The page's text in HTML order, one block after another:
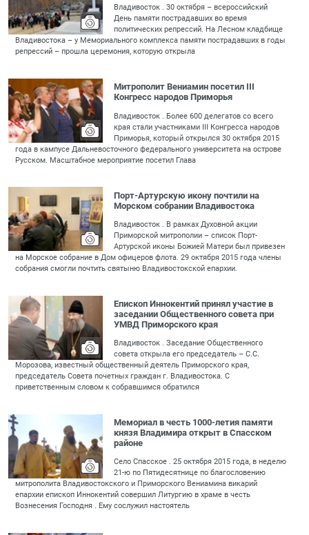
Владивосток . 30 октября – всероссийский
День памяти пострадавших во время
политических репрессий. На Лесном кладбище
Владивостока – у Мемориального комплекса памяти пострадавших в годы
репрессий – прошла церемония, которую открыла
Митрополит Вениамин посетил III
Конгресс народов Приморья
Владивосток . Более 600 делегатов со всего
края стали участниками III Конгресса народов
Приморья, который открылся 30 октября 2015
года в кампусе Дальневосточного федерального университета на острове
Русском. Масштабное мероприятие посетил Глава
Порт-Артурскую икону почтили на
Морском собрании Владивостока
Владивосток . В рамках Духовной акции
Приморской митрополии – список Порт-
Артурской иконы Божией Матери был привезен
на Морское собрание в Дом офицеров флота. 29 октября 2015 года члены
собрания смогли почтить святыню Владивостокской епархии.
Епископ Иннокентий принял участие в
заседании Общественного совета при
УМВД Приморского края
Владивосток . Заседание Общественного
совета открыла его председатель – С.С.
Морозова, известный общественный деятель Приморского края,
председатель Совета почетных граждан г. Владивостока. С
приветственным словом к собравшимся обратился
Мемориал в честь 1000-летия памяти
князя Владимира открыт в Спасском
районе
Село Спасское . 25 октября 2015 года, в неделю
21-ю по Пятидесятнице по благословению
митрополита Владивостокского и Приморского Вениамина викарий
епархии епископ Иннокентий совершил Литургию в храме в честь
Вознесения Господня . Ему сослужил настоятель